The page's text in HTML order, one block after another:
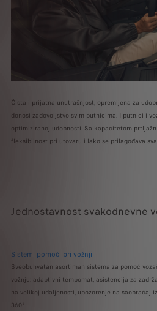
Čista i prijatna unutrašnjost, opremljena za
donosi zadovoljstvo svim putnicima. I putnici i
optimiziranoj udobnosti. Sa kapacitetom
fleksibilnost pri utovaru i lako se prilagođava
Jednostavnost svakodnevne
Sistemi pomoći pri vožnji
Sveobuhvatan asortiman sistema za pomoć
vožnju: adaptivni tempomat, asistencija za
na velikoj udaljenosti, upozorenje na saobraćaj
360°.